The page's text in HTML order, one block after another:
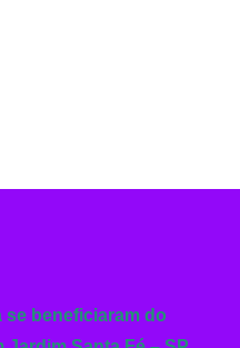
se beneficiaram do